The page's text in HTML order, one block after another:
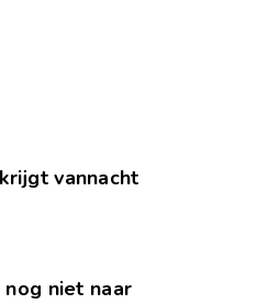
vannacht
niet naar